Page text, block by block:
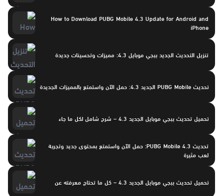
How to Download PUBG Mobile 4.3 Update for Android and
iPhone
تنزيل التحديث الجديد ببجي موبايل 4.3: مميزات وتحسينات جديدة
تحديث PUBG Mobile الجديد 4.3: حمل الآن واستمتع بالمميزات الجديدة
تحميل تحديث ببجي موبايل الجديد 4.3 – شرح شامل لكل ما جاء
تحديث PUBG Mobile 4.3: حمل الآن واستمتع بمحتوى جديد وتجربة
لعب مثيرة
تحميل تحديث ببجي موبايل الجديد 4.3 – كل ما تحتاج معرفته عن